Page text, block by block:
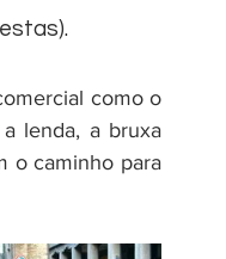
como o
lenda, a bruxa
o caminho para